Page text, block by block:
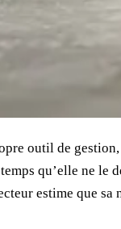
outil de
qu’elle ne
estime que